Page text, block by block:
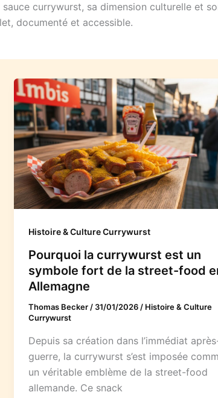
currywurst, sa dimension culturelle et
documenté et accessible.
Histoire & Culture Currywurst
Pourquoi la currywurst est un
symbole fort de la street-food
Allemagne
Thomas Becker / 31/01/2026 / Histoire & Culture
Currywurst
Depuis sa création dans l’immédiat
guerre, la currywurst s’est imposée
un véritable emblème de la street-food
allemande. Ce snack